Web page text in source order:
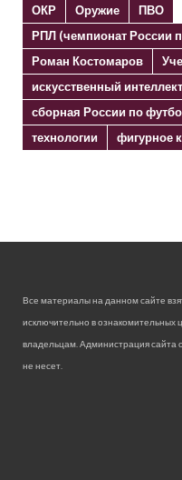
ОКР
Оружие
ПВО
РПЛ (чемпионат России
Роман Костомаров
искусственный интеллект
сборная России по
технологии
фигурное
Все материалы на данном сайте
исключительно в
владельцам. Администрация сайта
не несет.